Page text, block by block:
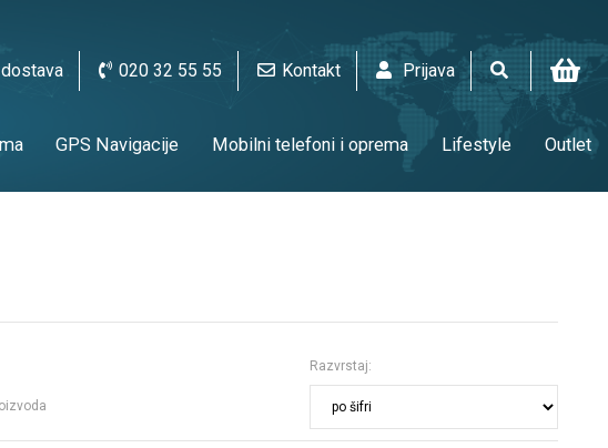
020 32 55 55 Kontakt Prijava
GPS Navigacije Mobilni telefoni i oprema Lifestyle Outlet
& Audio Oprema za nadzor Kućni aparati
Multimedija
Razvrstaj: